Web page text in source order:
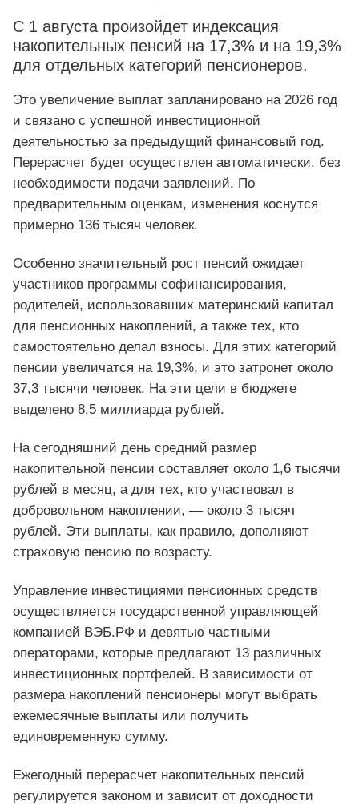
С 1 августа произойдет индексация
накопительных пенсий на 17,3% и на 19,3%
для отдельных категорий пенсионеров.
Это увеличение выплат запланировано на 2026 год
и связано с успешной инвестиционной
деятельностью за предыдущий финансовый год.
Перерасчет будет осуществлен автоматически, без
необходимости подачи заявлений. По
предварительным оценкам, изменения коснутся
примерно 136 тысяч человек.
Особенно значительный рост пенсий ожидает
участников программы софинансирования,
родителей, использовавших материнский капитал
для пенсионных накоплений, а также тех, кто
самостоятельно делал взносы. Для этих категорий
пенсии увеличатся на 19,3%, и это затронет около
37,3 тысячи человек. На эти цели в бюджете
выделено 8,5 миллиарда рублей.
На сегодняшний день средний размер
накопительной пенсии составляет около 1,6 тысячи
рублей в месяц, а для тех, кто участвовал в
добровольном накоплении, — около 3 тысяч
рублей. Эти выплаты, как правило, дополняют
страховую пенсию по возрасту.
Управление инвестициями пенсионных средств
осуществляется государственной управляющей
компанией ВЭБ.РФ и девятью частными
операторами, которые предлагают 13 различных
инвестиционных портфелей. В зависимости от
размера накоплений пенсионеры могут выбрать
ежемесячные выплаты или получить
единовременную сумму.
Ежегодный перерасчет накопительных пенсий
регулируется законом и зависит от доходности